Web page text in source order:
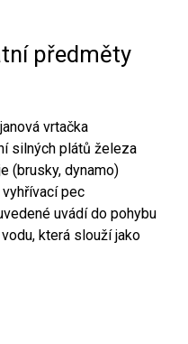
předměty
vrtačka
silných plátů železa
(brusky, dynamo)
pec
uvádí do pohybu
která slouží jako